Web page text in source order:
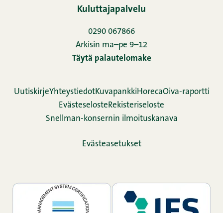
Kuluttajapalvelu
0290 067866
Arkisin ma–pe 9–12
Täytä palautelomake
UutiskirjeYhteystiedotKuvapankki HorecaOiva-raportti
Evästeseloste Rekisteriseloste
Snellman-konsernin ilmoituskanava
Evästeasetukset